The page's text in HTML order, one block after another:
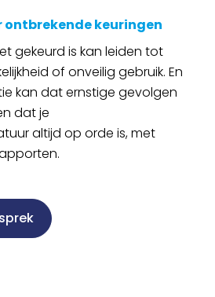
ontbrekende keuringen
gekeurd is kan leiden tot
of onveilig gebruik. En
kan dat ernstige gevolgen
dat je
altijd op orde is, met